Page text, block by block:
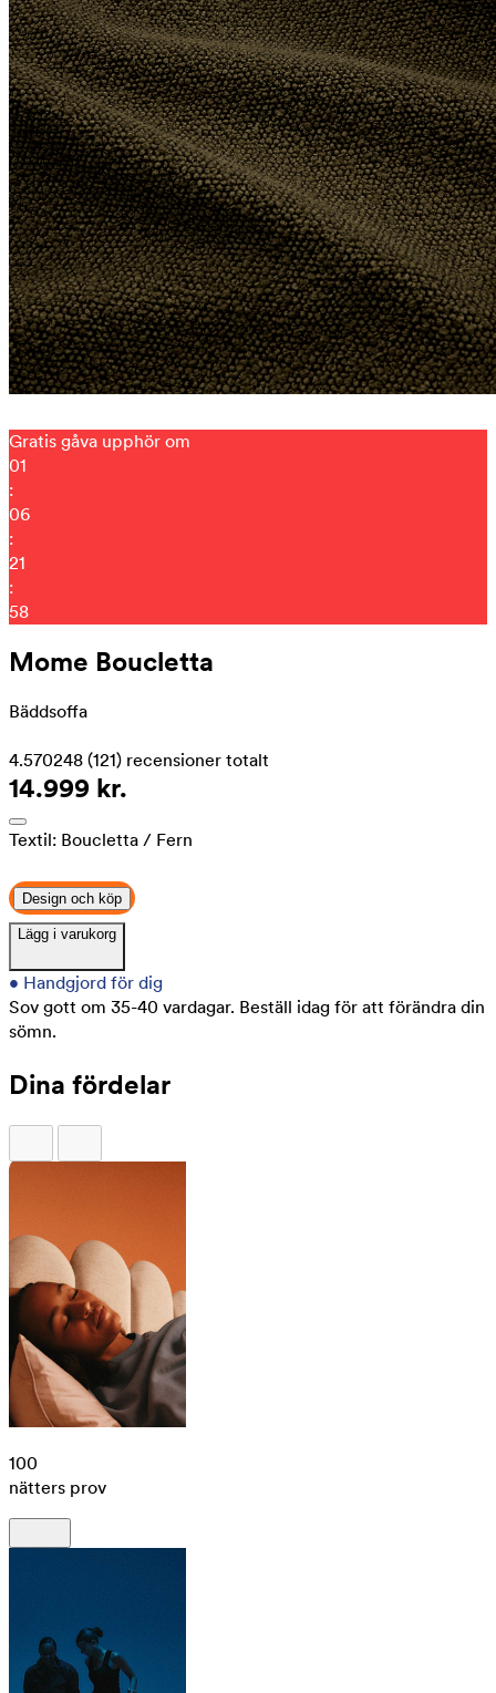
Gratis gåva upphör om
01
:
06
:
21
:
52
Mome Boucletta
Bäddsoffa
4.570248 (121) recensioner totalt
14.999 kr.
Textil: Boucletta / Fern
Design och köp
Lägg i varukorg
• Handgjord för dig
Sov gott om 35-40 vardagar. Beställ idag för att förändra din
sömn.
Dina fördelar
100
nätters prov